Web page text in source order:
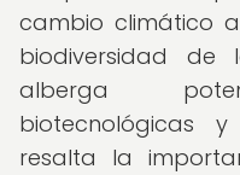
cambio climático
biodiversidad de
alberga
biotecnológicas
resalta la